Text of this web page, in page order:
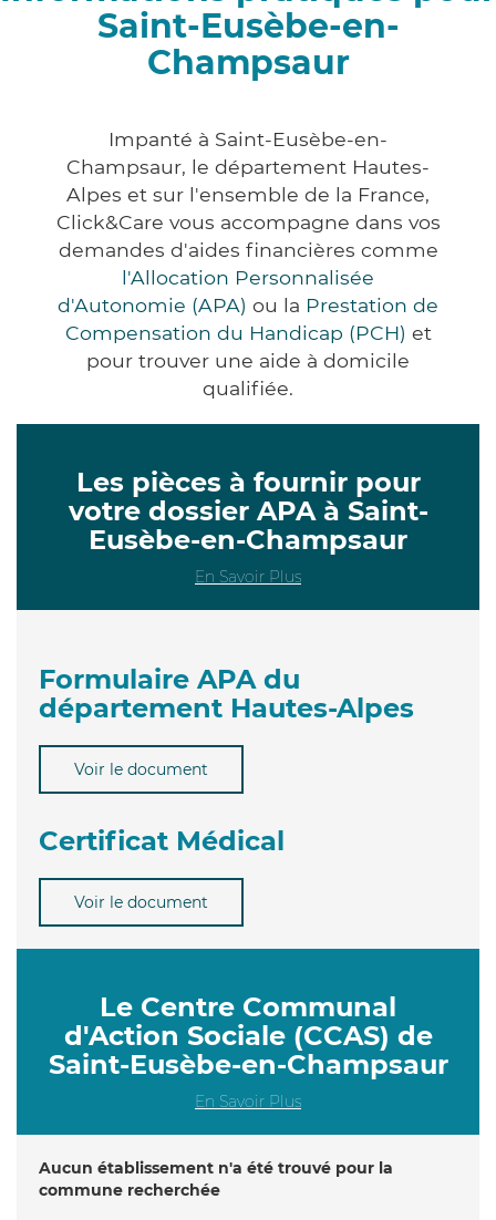
Saint-Eusèbe-en-
Champsaur
Impanté à Saint-Eusèbe-en-
Champsaur, le département Hautes-
Alpes et sur l'ensemble de la France,
Click&Care vous accompagne dans vos
demandes d'aides financières comme
l'Allocation Personnalisée
d'Autonomie (APA) ou la Prestation de
Compensation du Handicap (PCH) et
pour trouver une aide à domicile
qualifiée.
Les pièces à fournir pour
votre dossier APA à Saint-
Eusèbe-en-Champsaur
En Savoir Plus
Formulaire APA du
département Hautes-Alpes
Voir le document
Certificat Médical
Voir le document
Le Centre Communal
d'Action Sociale (CCAS) de
Saint-Eusèbe-en-Champsaur
En Savoir Plus
Aucun établissement n'a été trouvé pour la
commune recherchée